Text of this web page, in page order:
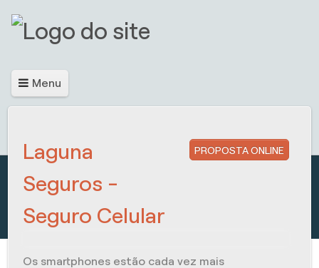
Menu
PROPOSTA ONLINE
Laguna
Seguros -
Seguro Celular
Os smartphones estão cada vez mais